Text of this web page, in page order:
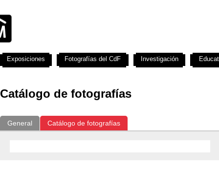
Catálogo de fotografías
General Catálogo de fotografías
Exposiciones Fotografías del CdF Investigación